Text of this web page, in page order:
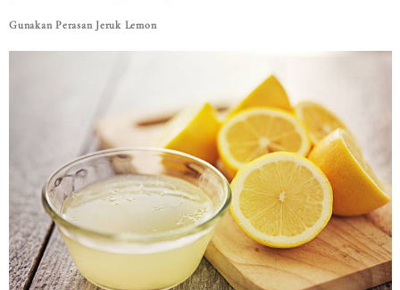
Gunakan Perasan Jeruk Lemon